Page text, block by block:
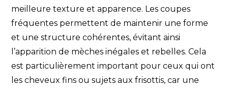
meilleure texture et apparence. Les coupes
fréquentes permettent de maintenir une forme
et une structure cohérentes, évitant ainsi
l’apparition de mèches inégales et rebelles. Cela
est particulièrement important pour ceux qui ont
les cheveux fins ou sujets aux frisottis, car une